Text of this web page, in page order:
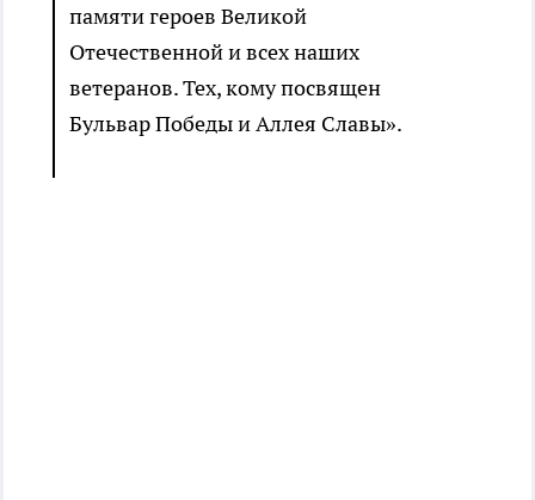
памяти героев Великой
Отечественной и всех наших
ветеранов. Тех, кому посвящен
Бульвар Победы и Аллея Славы».